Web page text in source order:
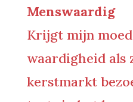
Menswaardig
Krijgt mijn
waardigheid als
kerstmarkt